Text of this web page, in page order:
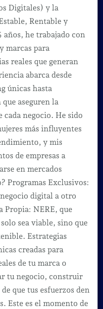
Digitales) y la
Rentable y
años, he trabajado con
marcas para
reales que generan
abarca desde
únicas hasta
aseguren la
negocio. He sido
más influyentes
y mis
de empresas a
en mercados
Programas Exclusivos:
digital a otro
Propia: NERE, que
sea viable, sino que
Estrategias
creadas para
de tu marca o
tu negocio, construir
que tus esfuerzos den
Este es el momento de